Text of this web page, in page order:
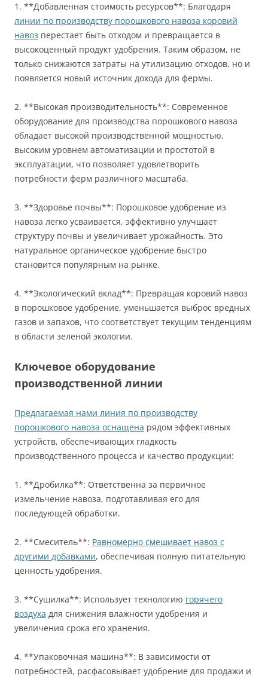
1. **Добавленная стоимость ресурсов**: Благодаря
линии по производству порошкового навоза коровий
навоз перестает быть отходом и превращается в
высокоценный продукт удобрения. Таким образом, не
только снижаются затраты на утилизацию отходов, но и
появляется новый источник дохода для фермы.
2. **Высокая производительность**: Современное
оборудование для производства порошкового навоза
обладает высокой производственной мощностью,
высоким уровнем автоматизации и простотой в
эксплуатации, что позволяет удовлетворить
потребности ферм различного масштаба.
3. **Здоровье почвы**: Порошковое удобрение из
навоза легко усваивается, эффективно улучшает
структуру почвы и увеличивает урожайность. Это
натуральное органическое удобрение быстро
становится популярным на рынке.
4. **Экологический вклад**: Превращая коровий навоз
в порошковое удобрение, уменьшается выброс вредных
газов и запахов, что соответствует текущим тенденциям
в области зеленой экологии.
Ключевое оборудование
производственной линии
Предлагаемая нами линия по производству
порошкового навоза оснащена рядом эффективных
устройств, обеспечивающих гладкость
производственного процесса и качество продукции:
1. **Дробилка**: Ответственна за первичное
измельчение навоза, подготавливая его для
последующей обработки.
2. **Смеситель**: Равномерно смешивает навоз с
другими добавками, обеспечивая полную питательную
ценность удобрения.
3. **Сушилка**: Использует технологию горячего
воздуха для снижения влажности удобрения и
увеличения срока его хранения.
4. **Упаковочная машина**: В зависимости от
потребностей, расфасовывает удобрение для продажи и